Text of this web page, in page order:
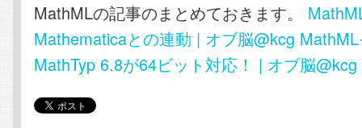
MathMLの記事のまとめておきます。
Mathematicaとの連動 | オブ脳@kcg
MathTyp 6.8が64ビット対応！ | オブ脳@kcg